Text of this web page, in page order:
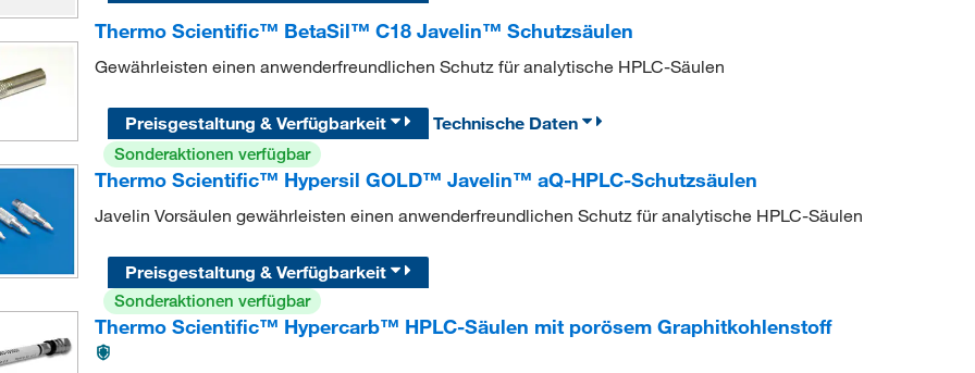
Thermo Scientific™ BetaSil™ C18 Javelin™ Schutzsäulen
Gewährleisten einen anwenderfreundlichen Schutz für analytische HPLC-Säulen
Preisgestaltung & Verfügbarkeit
Technische Daten
Sonderaktionen verfügbar
Thermo Scientific™ Hypersil GOLD™ Javelin™ aQ-HPLC-Schutzsäulen
Javelin Vorsäulen gewährleisten einen anwenderfreundlichen Schutz für analytische HPLC-Säulen
Preisgestaltung & Verfügbarkeit
Sonderaktionen verfügbar
Thermo Scientific™ Hypercarb™ HPLC-Säulen mit porösem Graphitkohlenstoff